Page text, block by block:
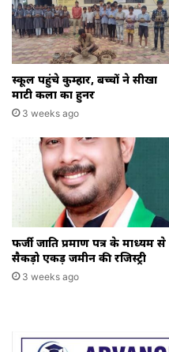
स्कूल पहुंचे कुम्हार, बच्चों ने सीखा
माटी कला का हुनर
3 weeks ago
फर्जी जाति प्रमाण पत्र के माध्यम से
सैकड़ो एकड़ जमीन की रजिस्ट्री
3 weeks ago